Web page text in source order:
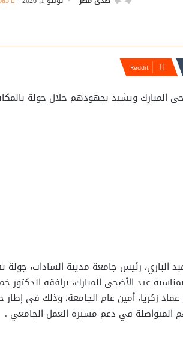
المبارك ويشيد بجهودهم خلال جولة
الباري، رئيس جامعة مدينة السادات، جولة
بمناسبة عيد الأضحى المبارك، يرافقه
زكريا، أمين عام الجامعة، وذلك في إطار
المتواصلة في دعم مسيرة العمل الجامعي .